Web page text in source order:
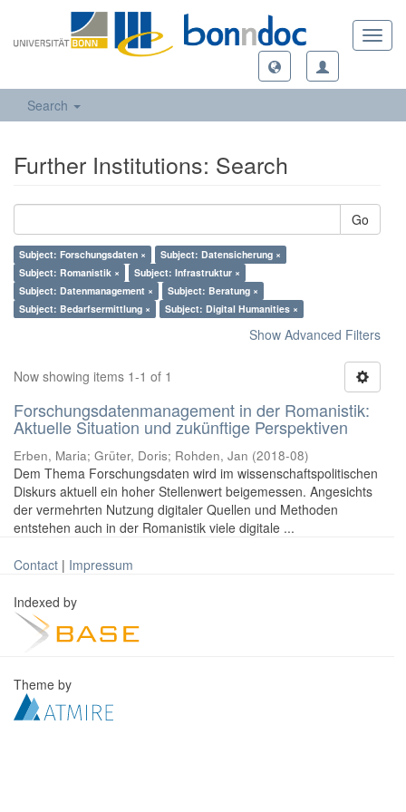
Search
Further Institutions: Search
Go
Subject: Forschungsdaten ×
Subject: Datensicherung ×
Subject: Romanistik ×
Subject: Infrastruktur ×
Subject: Datenmanagement ×
Subject: Beratung ×
Subject: Bedarfsermittlung ×
Subject: Digital Humanities ×
Show Advanced Filters
Now showing items 1-1 of 1
Forschungsdatenmanagement in der Romanistik:
Aktuelle Situation und zukünftige Perspektiven
Erben, Maria; Grüter, Doris; Rohden, Jan (2018-08)
Dem Thema Forschungsdaten wird im wissenschaftspolitischen
Diskurs aktuell ein hoher Stellenwert beigemessen. Angesichts
der vermehrten Nutzung digitaler Quellen und Methoden
entstehen auch in der Romanistik viele digitale ...
Contact | Impressum
Indexed by
Theme by